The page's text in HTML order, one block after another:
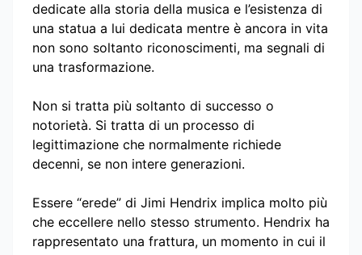
dedicate alla storia della musica e l’esistenza di
una statua a lui dedicata mentre è ancora in vita
non sono soltanto riconoscimenti, ma segnali di
una trasformazione.
Non si tratta più soltanto di successo o
notorietà. Si tratta di un processo di
legittimazione che normalmente richiede
decenni, se non intere generazioni.
Essere “erede” di Jimi Hendrix implica molto più
che eccellere nello stesso strumento. Hendrix ha
rappresentato una frattura, un momento in cui il